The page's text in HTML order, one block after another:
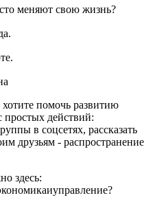
меняют свою жизнь?
помочь развитию
простых действий:
в соцсетях, рассказать
друзьям - распространение
здесь: